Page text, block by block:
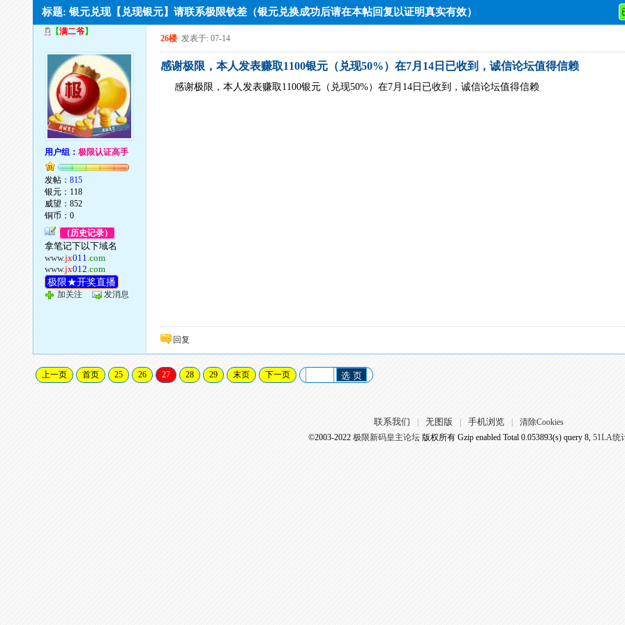
标题: 银元兑现【兑现银元】请联系极限钦差（银元兑换成功后请在本帖回复以证明真实有效）
【满二爷】
用户组：极限认证高手
发帖：815
银元：118
威望：852
铜币：0
（历史记录）
拿笔记下以下域名
www.jx011.com
www.jx012.com
极限★开奖直播
加关注 发消息
26楼 发表于: 07-14
感谢极限，本人发表赚取1100银元（兑现50%）在7月14日已收到，诚信论坛值得信赖
感谢极限，本人发表赚取1100银元（兑现50%）在7月14日已收到，诚信论坛值得信赖
回复
上一页 首页 25 26 27 28 29 末页 下一页 选 页
联系我们 无图版 手机浏览
清除Cookies
©2003-2022 极限新码皇主论坛版权所有 Gzip enabled Total 0.053893(s) query 8, 51LA统